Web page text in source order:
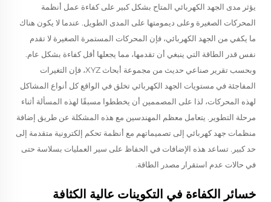
يؤثر مدى الجهد الكهربائي المتاح بشكل كبير على كفاءة عمل أنظمة
المحركات الصغيرة وعلى ديمومتها على المدى الطويل. عندما لا يكون هناك
ما يكفي من الجهد الكهربائي، فإن المحركات المستمرة الصغيرة لا تقدم
نفس قدر الطاقة التي ينبغي أن تقدمها، مما يجعلها أقل كفاءة بشكل عام.
وبحسب تقرير صناعي حديث من مجموعة أبحاث XYZ، فإن التغيرات
المفاجئة في مستويات الجهد الكهربائي تخلق في الواقع كل أنواع المشاكل
لهذه المحركات، لذا على المصممين أن يخططوا مسبقًا لهذه المسألة أثناء
مرحلة التطوير. يتعامل معظم المهندسين مع هذه المشكلة عن طريق إضافة
منظمات جهد كهربائي إلى تصميماتهم مع أنظمة تحكم إلكترونية متقدمة إلى
حد كبير. تساعد هذه الإضافات في الحفاظ على سير العمليات بسلاسة حتى
في حالات عدم استقرار مصدر الطاقة.
خسائر الكفاءة في التكوينات عالية الكثافة